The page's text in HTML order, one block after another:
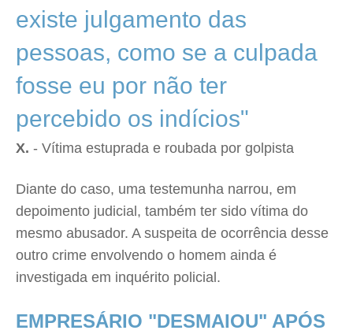
existe julgamento das
pessoas, como se a culpada
fosse eu por não ter
percebido os indícios"
X. - Vítima estuprada e roubada por golpista
Diante do caso, uma testemunha narrou, em
depoimento judicial, também ter sido vítima do
mesmo abusador. A suspeita de ocorrência desse
outro crime envolvendo o homem ainda é
investigada em inquérito policial.
EMPRESÁRIO "DESMAIOU" APÓS